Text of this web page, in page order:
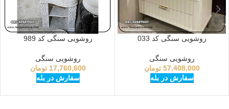
روشویی سنگی کد 033
روشویی سنگی
57,408,000 تومان
سفارش در بله
روشویی سنگی کد 989
روشویی سنگی
17,760,600 تومان
سفارش در بله